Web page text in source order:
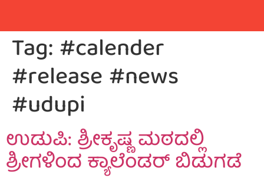
Tag:#calender
#release #news
#udupi
ಉಡುಪಿ: ಶ್ರೀಕೃಷ್ಣ ಮಠದಲ್ಲಿ
ಶ್ರೀಗಳಿಂದ ಕ್ಯಾಲೆಂಡರ್ ಬಿಡುಗಡೆ